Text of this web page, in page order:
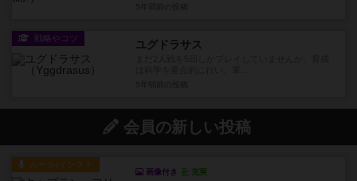
戦略やコツ ユグドラサス
会員の新しい投稿
ルール/インスト
画像付き 充実